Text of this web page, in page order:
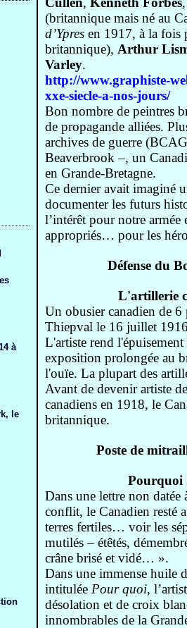
à
le
(britannique mais né au
d’Ypres en 1917, à la fois
britannique), Arthur
Varley.
http://www.graphiste-
xxe-siecle-a-nos-jours/
Bon nombre de peintres
de propagande alliées.
archives de guerre
Beaverbrook –, un
en Grande-Bretagne.
Ce dernier avait imaginé
documenter les futurs
l’intérêt pour notre
appropriés… pour les
Défense du
L'artillerie
Un obusier canadien de 6
Thiepval le 16 juillet
L'artiste rend
exposition prolongée au
l'ouïe. La plupart des
Avant de devenir artiste
canadiens en 1918, le
britannique.
Poste de
Pourquoi
Dans une lettre non
conflit, le Canadien resté
terres fertiles… voir les
mutilés – étêtés,
crâne brisé et vidé… ».
Dans une immense huile
intitulée Pour quoi,
désolation et de croix
innombrables de la